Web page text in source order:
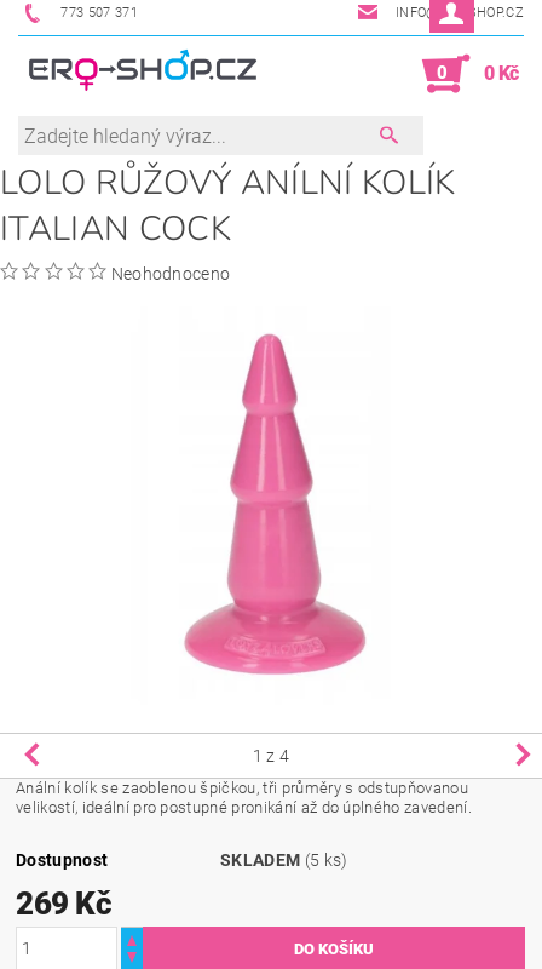
773 507 371 INFO@ERO-SHOP.CZ
0 0 Kč
LOLO RŮŽOVÝ ANÍLNÍ KOLÍK
ITALIAN COCK
Neohodnoceno
1 z 4
Anální kolík se zaoblenou špičkou, tři průměry s odstupňovanou
velikostí, ideální pro postupné pronikání až do úplného zavedení.
Dostupnost SKLADEM (5 ks)
269 Kč